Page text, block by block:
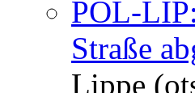
POL-
Straße
Lippe